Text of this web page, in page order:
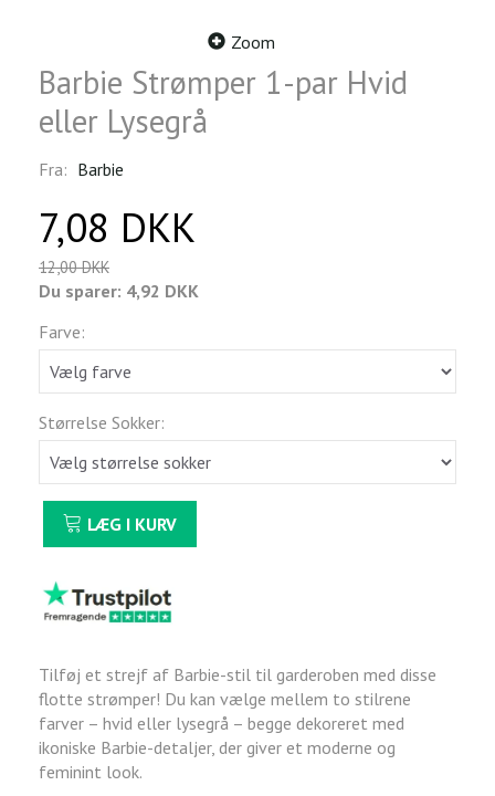
Zoom
Barbie Strømper 1-par Hvid
eller Lysegrå
Fra: Barbie
7,08 DKK
12,00 DKK
Du sparer: 4,92 DKK
Farve:
Størrelse Sokker:
LÆG I KURV
Tilføj et strejf af Barbie-stil til garderoben med disse
flotte strømper! Du kan vælge mellem to stilrene
farver – hvid eller lysegrå – begge dekoreret med
ikoniske Barbie-detaljer, der giver et moderne og
feminint look.